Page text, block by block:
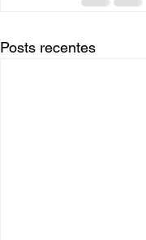
Posts recentes